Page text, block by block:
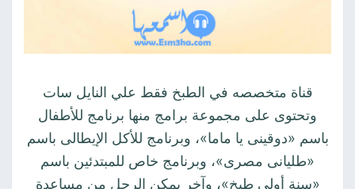
قناة متخصصه في الطبخ فقط علي النايل سات
وتحتوى على مجموعة برامج منها برنامج للأطفال
باسم «دوقينى يا ماما»، وبرنامج للأكل الإيطالى باسم
«طليانى مصرى»، وبرنامج خاص للمبتدئين باسم
«سنة أولى طبخ»، وآخر يمكن الرجل من مساعدة